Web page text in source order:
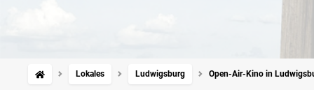
Lokales Ludwigsburg Open-Air-Kino in